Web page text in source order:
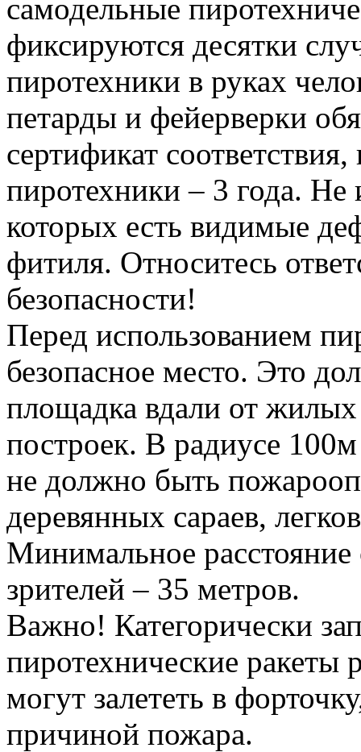
самодельные
фиксируются десятки
пиротехники в руках
петарды и фейерверки
сертификат
пиротехники – 3 года. Не
которых есть видимые
фитиля. Относитесь
безопасности!
Перед использованием
безопасное место. Это
площадка вдали от жилых
построек. В радиусе 100м
не должно быть
деревянных сараев,
Минимальное
зрителей – 35 метров.
Важно! Категорически
пиротехнические
могут залететь в
причиной пожара.